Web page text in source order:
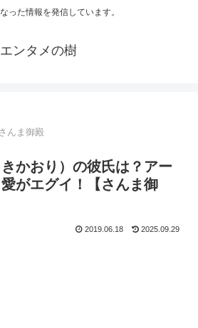
った情報を発信しています。
エンタメの樹
んま御殿
かおり）の彼氏は？アー
がエグイ！【さんま御
2019.06.18 2025.09.29